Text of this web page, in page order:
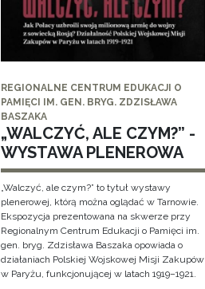
REGIONALNE CENTRUM EDUKACJI O
PAMIĘCI IM. GEN. BRYG. ZDZISŁAWA
BASZAKA
„WALCZYĆ, ALE CZYM?” -
WYSTAWA PLENEROWA
„Walczyć, ale czym?” to tytuł wystawy
plenerowej, którą można oglądać w Tarnowie.
Ekspozycja prezentowana na skwerze przy
Regionalnym Centrum Edukacji o Pamięci im.
gen. bryg. Zdzisława Baszaka opowiada o
działaniach Polskiej Wojskowej Misji Zakupów
w Paryżu, funkcjonującej w latach 1919–1921.